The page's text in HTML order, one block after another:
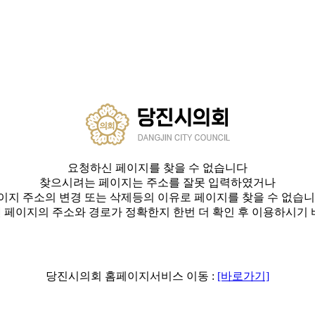
요청하신 페이지를 찾을 수 없습니다
찾으시려는 페이지는 주소를 잘못 입력하였거나
지 주소의 변경 또는 삭제등의 이유로 페이지를 찾을 수 없습
페이지의 주소와 경로가 정확한지 한번 더 확인 후 이용하시기
당진시의회 홈페이지서비스 이동 : [바로가기]